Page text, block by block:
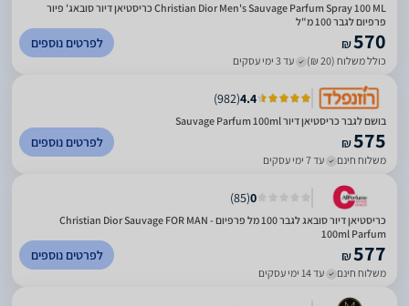
Christian Dior Men's Sauvage Parfum Spray 100 ML כריסטיאן דיור סובאג' פיור
פרפיום לגבר 100 מ"ל
₪570
כולל משלוח (20 ₪) עד 3 ימי עסקים
לפרטים נוספים
4.4
(
982
)
בושם לגבר כריסטיאן דיור Sauvage Parfum 100ml
₪575
משלוח חינם עד 7 ימי עסקים
לפרטים נוספים
0
(
85
)
כריסטיאן דיור סובאג לגבר 100 מל פרפיום - Christian Dior Sauvage FOR MAN
100ml Parfum
₪577
משלוח חינם עד 14 ימי עסקים
לפרטים נוספים